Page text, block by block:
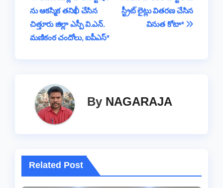
o
o
k
p
p
s
n
k
e
m
navigation
స్ట్రీట్ లైట్లు వితరణ చేసిన
వినుత కోటా*
ను ఆకస్మిక తనిఖీ చేసిన
చిత్తూరు జిల్లా ఎస్పీ వి.ఎన్.
మణికంఠ చందోలు, ఐపీఎస్*
By NAGARAJA
Related Post